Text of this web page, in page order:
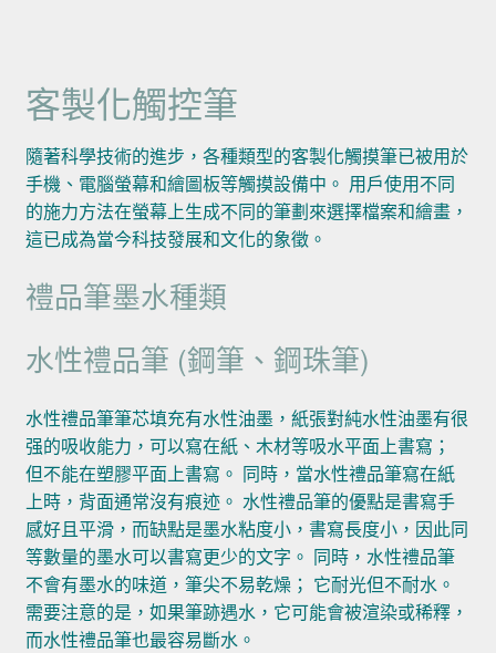
客製化觸控筆
隨著科學技術的進步，各種類型的客製化觸摸筆已被用於
手機、電腦螢幕和繪圖板等觸摸設備中。 用戶使用不同
的施力方法在螢幕上生成不同的筆劃來選擇檔案和繪畫，
這已成為當今科技發展和文化的象徵。
禮品筆墨水種類
水性禮品筆 (鋼筆、鋼珠筆)
水性禮品筆筆芯填充有水性油墨，紙張對純水性油墨有很
强的吸收能力，可以寫在紙、木材等吸水平面上書寫；
但不能在塑膠平面上書寫。 同時，當水性禮品筆寫在紙
上時，背面通常沒有痕迹。 水性禮品筆的優點是書寫手
感好且平滑，而缺點是墨水粘度小，書寫長度小，因此同
等數量的墨水可以書寫更少的文字。 同時，水性禮品筆
不會有墨水的味道，筆尖不易乾燥； 它耐光但不耐水。
需要注意的是，如果筆跡遇水，它可能會被渲染或稀釋，
而水性禮品筆也最容易斷水。